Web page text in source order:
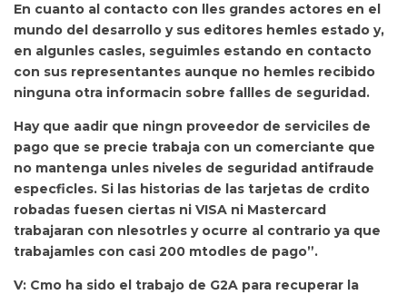
En cuanto al contacto con lles grandes actores en el
mundo del desarrollo y sus editores hemles estado y,
en algunles casles, seguimles estando en contacto
con sus representantes aunque no hemles recibido
ninguna otra informacin sobre fallles de seguridad.
Hay que aadir que ningn proveedor de serviciles de
pago que se precie trabaja con un comerciante que
no mantenga unles niveles de seguridad antifraude
especficles. Si las historias de las tarjetas de crdito
robadas fuesen ciertas ni VISA ni Mastercard
trabajaran con nlesotrles y ocurre al contrario ya que
trabajamles con casi 200 mtodles de pago”.
V: Cmo ha sido el trabajo de G2A para recuperar la